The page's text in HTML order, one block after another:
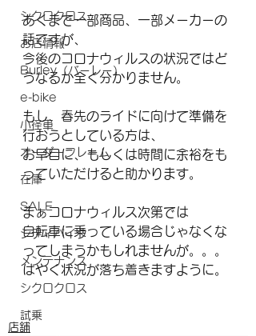
シクロクロス
お店情報
Burley（バーレー）
e-bike
小径車
オーダーフレーム
在庫
SALE
シティバイク
メンテナンス
シクロクロス
試乗
あくまで一部商品、一部メーカーの
話ですが、
今後のコロナウィルスの状況ではど
うなるか全く分かりません。
もし、春先のライドに向けて準備を
行おうとしている方は、
お早目に、もしくは時間に余裕をも
っていただけると助かります。
まぁコロナウィルス次第では
自転車に乗っている場合じゃなくな
ってしまうかもしれませんが。。。
はやく状況が落ち着きますように。
店舗